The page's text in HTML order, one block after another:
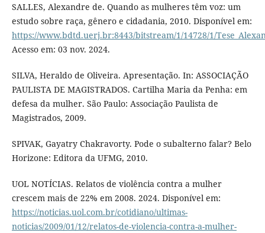
SALLES, Alexandre de. Quando as mulheres têm voz: um
estudo sobre raça, gênero e cidadania, 2010. Disponível em:
https://www.bdtd.uerj.br:8443/bitstream/1/14728/1/
Acesso em: 03 nov. 2024.
SILVA, Heraldo de Oliveira. Apresentação. In: ASSOCIAÇÃO
PAULISTA DE MAGISTRADOS. Cartilha Maria da Penha: em
defesa da mulher. São Paulo: Associação Paulista de
Magistrados, 2009.
SPIVAK, Gayatry Chakravorty. Pode o subalterno falar? Belo
Horizone: Editora da UFMG, 2010.
UOL NOTÍCIAS. Relatos de violência contra a mulher
crescem mais de 22% em 2008. 2024. Disponível em:
https://noticias.uol.com.br/cotidiano/ultimas-
noticias/2009/01/12/relatos-de-violencia-contra-a-mulher-